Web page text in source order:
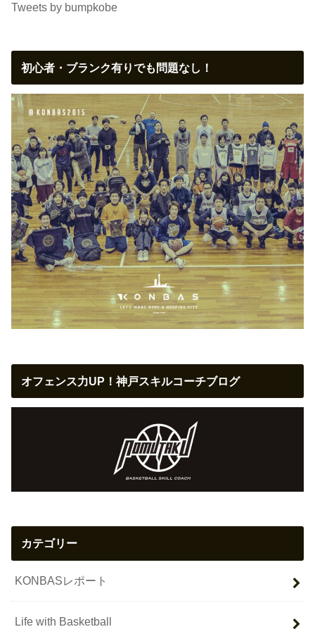
Tweets by bumpkobe
初心者・ブランク有りでも問題なし！
オフェンス力UP！神戸スキルコーチブログ
カテゴリー
KONBASレポート
Life with Basketball